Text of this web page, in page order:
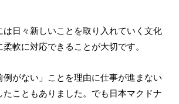
は日々新しいことを取り入れていく文化
軟に対応できることが大切です。
例がない」ことを理由に仕事が進まない
たこともありました。でも日本マクドナ